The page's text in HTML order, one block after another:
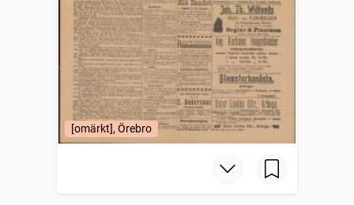
[omärkt], Örebro